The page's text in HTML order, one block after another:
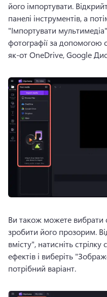
його імпортувати.
панелі інструментів, а
"Імпортувати
фотографії за допомогою
як-от OneDrive, Google
Ви також можете вибрати
зробити його прозорим.
вмісту", натисніть
ефектів і виберіть
потрібний варіант.